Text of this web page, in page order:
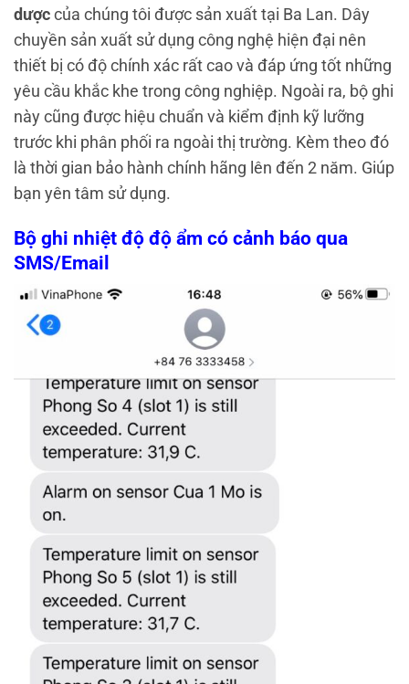
dược của chúng tôi được sản xuất tại Ba Lan. Dây
chuyền sản xuất sử dụng công nghệ hiện đại nên
thiết bị có độ chính xác rất cao và đáp ứng tốt những
yêu cầu khắc khe trong công nghiệp. Ngoài ra, bộ ghi
này cũng được hiệu chuẩn và kiểm định kỹ lưỡng
trước khi phân phối ra ngoài thị trường. Kèm theo đó
là thời gian bảo hành chính hãng lên đến 2 năm. Giúp
bạn yên tâm sử dụng.
Bộ ghi nhiệt độ độ ẩm có cảnh báo qua
SMS/Email